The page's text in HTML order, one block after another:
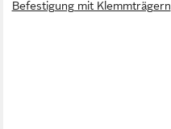
Befestigung mit Klemmträgern